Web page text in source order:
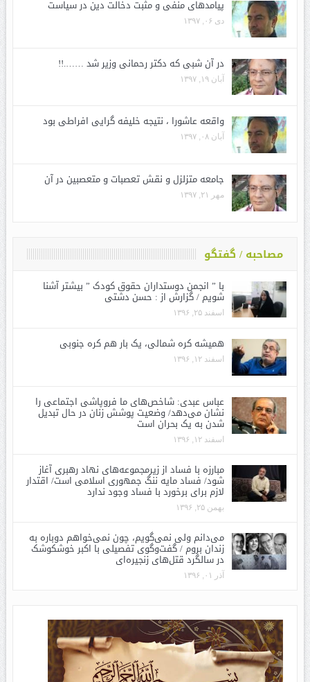
پیامدهای منفی و مثبت دخالت دین در سیاست
دی ۰۶, ۱۳۹۷
در آن شبی که دکتر رحمانی وزیر شد …….!!
آبان ۱۹, ۱۳۹۷
واقعه عاشورا ، نتیجه خلیفه گرایی افراطی بود
آبان ۰۸, ۱۳۹۷
جامعه متزلزل و نقش تعصبات و متعصبین در آن
مهر ۲۱, ۱۳۹۷
مصاحبه / گفتگو
با ” انجمن دوستداران حقوق کودک ” بیشتر آشنا
شویم / گزارش از : حسن دشتی
اسفند ۲۵, ۱۳۹۶
همیشه کره شمالی، یک بار هم کره جنوبی
اسفند ۱۲, ۱۳۹۶
عباس عبدی: شاخص‌های ما فروپاشی اجتماعی را
نشان می‌دهد/ وضعیت پوشش زنان در حال تبدیل
شدن به یک بحران است
اسفند ۱۲, ۱۳۹۶
مبارزه با فساد از زیرمجموعه‌های نهاد رهبری آغاز
شود/ فساد مایه ننگ جمهوری اسلامی است/ اقتدار
لازم برای برخورد با فساد وجود ندارد
بهمن ۲۵, ۱۳۹۶
می‌دانم ولی نمی‌گویم، چون نمی‌خواهم دوباره به
زندان بروم / گفت‌وگوی تفصیلی با اکبر خوشکوشک
در سالگرد قتل‌های زنجیره‌ای
آذر ۰۱, ۱۳۹۶